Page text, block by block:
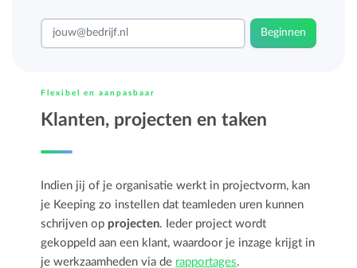
Beginnen
Flexibel en aanpasbaar
Klanten, projecten en taken
Indien jij of je organisatie werkt in projectvorm, kan
je Keeping zo instellen dat teamleden uren kunnen
schrijven op projecten. Ieder project wordt
gekoppeld aan een klant, waardoor je inzage krijgt in
je werkzaamheden via de rapportages.